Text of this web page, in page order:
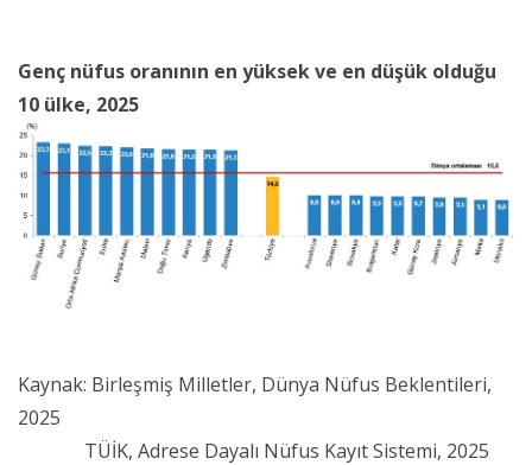
Genç nüfus oranının en yüksek ve en düşük olduğu
10 ülke, 2025
Kaynak: Birleşmiş Milletler, Dünya Nüfus Beklentileri,
2025
TÜİK, Adrese Dayalı Nüfus Kayıt Sistemi, 2025